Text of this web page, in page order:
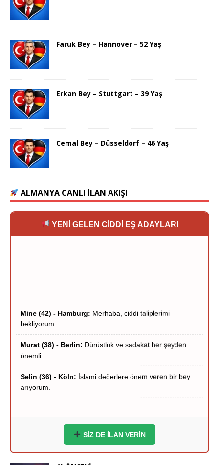
Faruk Bey – Hannover – 52 Yaş
Erkan Bey – Stuttgart – 39 Yaş
Cemal Bey – Düsseldorf – 46 Yaş
ALMANYA CANLI İLAN AKIŞI
YENİ GELEN CİDDİ EŞ ADAYLARI
Murat (38) - Berlin:
önemli.
Selin (36) - Köln:
arıyorum.
Hakan (40) - Münih:
yazsın.
Ömer (37) - Dortmund:Hayırlı bir yuva kurmak
SİZ DE İLAN VERİN